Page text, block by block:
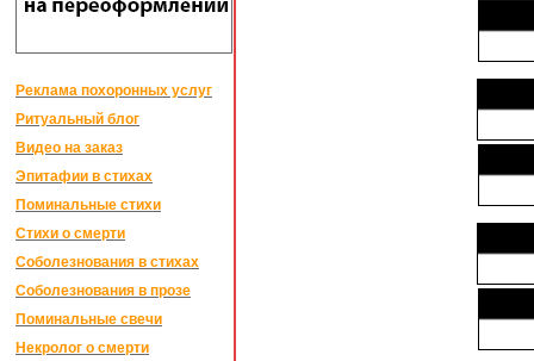
Реклама похоронных услуг
Ритуальный блог
Видео на заказ
Эпитафии в стихах
Поминальные стихи
Стихи о смерти
Соболезнования в стихах
Соболезнования в прозе
Поминальные свечи
Некролог о смерти